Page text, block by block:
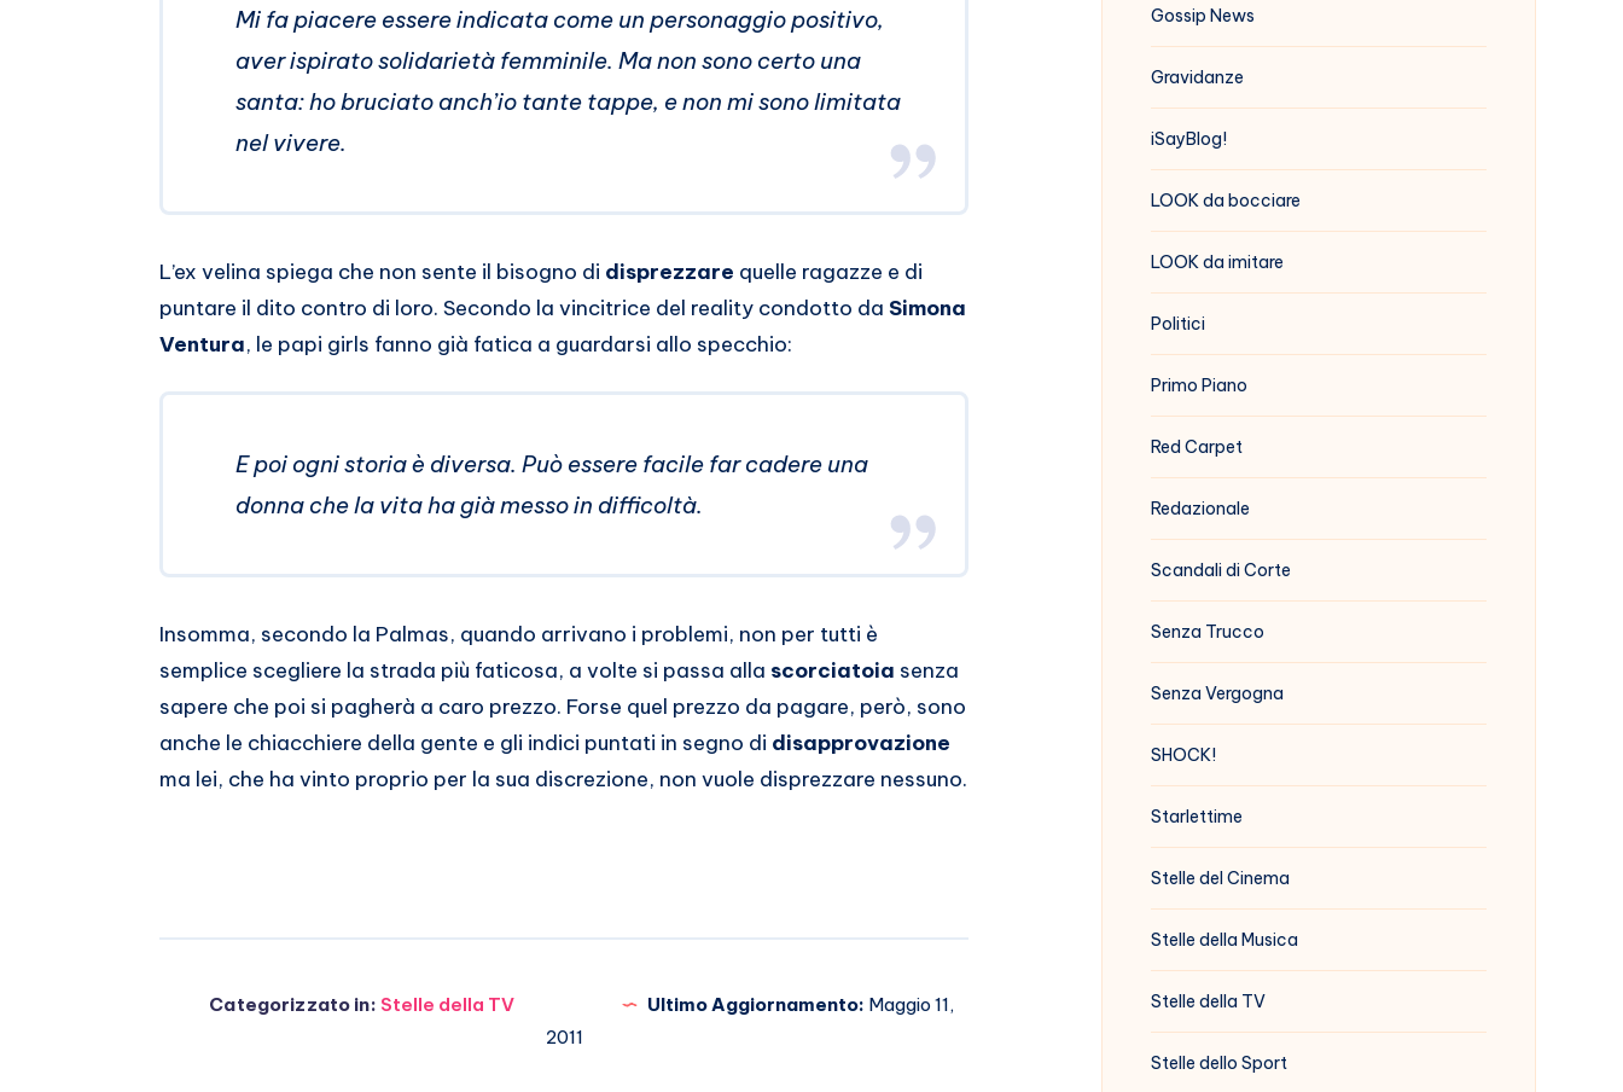
Mi fa piacere essere indicata come un personaggio positivo,
aver ispirato solidarietà femminile. Ma non sono certo una
santa: ho bruciato anch’io tante tappe, e non mi sono limitata
nel vivere.
L’ex velina spiega che non sente il bisogno di disprezzare quelle ragazze e di
puntare il dito contro di loro. Secondo la vincitrice del reality condotto da Simona
Ventura, le papi girls fanno già fatica a guardarsi allo specchio:
E poi ogni storia è diversa. Può essere facile far cadere una
donna che la vita ha già messo in difficoltà.
Insomma, secondo la Palmas, quando arrivano i problemi, non per tutti è
semplice scegliere la strada più faticosa, a volte si passa alla scorciatoia senza
sapere che poi si pagherà a caro prezzo. Forse quel prezzo da pagare, però, sono
anche le chiacchiere della gente e gli indici puntati in segno di disapprovazione
ma lei, che ha vinto proprio per la sua discrezione, non vuole disprezzare nessuno.
Categorizzato in: Stelle della TV Ultimo Aggiornamento: Maggio 11,
2011
Gossip News
Gravidanze
iSayBlog!
LOOK da bocciare
LOOK da imitare
Politici
Primo Piano
Red Carpet
Redazionale
Scandali di Corte
Senza Trucco
Senza Vergogna
SHOCK!
Starlettime
Stelle del Cinema
Stelle della Musica
Stelle della TV
Stelle dello Sport